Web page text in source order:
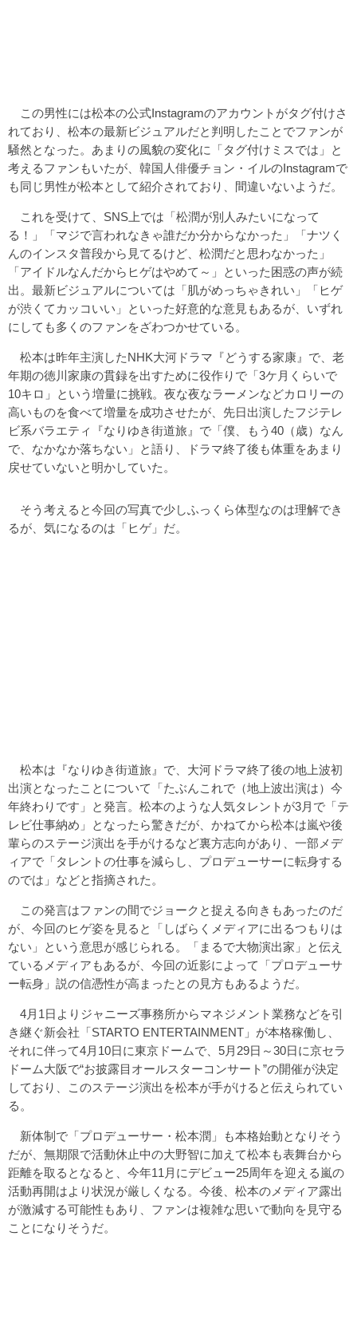
この男性には松本の公式Instagramのアカウントがタグ付けさ
れており、松本の最新ビジュアルだと判明したことでファンが
騒然となった。あまりの風貌の変化に「タグ付けミスでは」と
考えるファンもいたが、韓国人俳優チョン・イルのInstagramで
も同じ男性が松本として紹介されており、間違いないようだ。
これを受けて、SNS上では「松潤が別人みたいになって
る！」「マジで言われなきゃ誰だか分からなかった」「ナツく
んのインスタ普段から見てるけど、松潤だと思わなかった」
「アイドルなんだからヒゲはやめて～」といった困惑の声が続
出。最新ビジュアルについては「肌がめっちゃきれい」「ヒゲ
が渋くてカッコいい」といった好意的な意見もあるが、いずれ
にしても多くのファンをざわつかせている。
松本は昨年主演したNHK大河ドラマ『どうする家康』で、老
年期の徳川家康の貫録を出すために役作りで「3ケ月くらいで
10キロ」という増量に挑戦。夜な夜なラーメンなどカロリーの
高いものを食べて増量を成功させたが、先日出演したフジテレ
ビ系バラエティ『なりゆき街道旅』で「僕、もう40（歳）なん
で、なかなか落ちない」と語り、ドラマ終了後も体重をあまり
戻せていないと明かしていた。
そう考えると今回の写真で少しふっくら体型なのは理解でき
るが、気になるのは「ヒゲ」だ。
松本は『なりゆき街道旅』で、大河ドラマ終了後の地上波初
出演となったことについて「たぶんこれで（地上波出演は）今
年終わりです」と発言。松本のような人気タレントが3月で「テ
レビ仕事納め」となったら驚きだが、かねてから松本は嵐や後
輩らのステージ演出を手がけるなど裏方志向があり、一部メデ
ィアで「タレントの仕事を減らし、プロデューサーに転身する
のでは」などと指摘された。
この発言はファンの間でジョークと捉える向きもあったのだ
が、今回のヒゲ姿を見ると「しばらくメディアに出るつもりは
ない」という意思が感じられる。「まるで大物演出家」と伝え
ているメディアもあるが、今回の近影によって「プロデューサ
ー転身」説の信憑性が高まったとの見方もあるようだ。
4月1日よりジャニーズ事務所からマネジメント業務などを引
き継ぐ新会社「STARTO ENTERTAINMENT」が本格稼働し、
それに伴って4月10日に東京ドームで、5月29日～30日に京セラ
ドーム大阪で“お披露目オールスターコンサート”の開催が決定
しており、このステージ演出を松本が手がけると伝えられてい
る。
新体制で「プロデューサー・松本潤」も本格始動となりそう
だが、無期限で活動休止中の大野智に加えて松本も表舞台から
距離を取るとなると、今年11月にデビュー25周年を迎える嵐の
活動再開はより状況が厳しくなる。今後、松本のメディア露出
が激減する可能性もあり、ファンは複雑な思いで動向を見守る
ことになりそうだ。